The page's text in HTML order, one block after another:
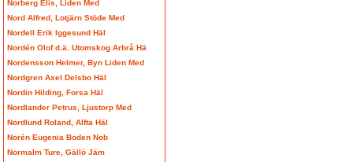
Norberg Elis, Liden Med
Nord Alfred, Lotjärn Stöde Med
Nordell Erik Iggesund Häl
Nordén Olof d.ä. Utomskog Arbrå Hä
Nordensson Helmer, Byn Liden Med
Nordgren Axel Delsbo Häl
Nordin Hilding, Forsa Häl
Nordlander Petrus, Ljustorp Med
Nordlund Roland, Alfta Häl
Norén Eugenia Boden Nob
Normalm Ture, Gällö Jäm